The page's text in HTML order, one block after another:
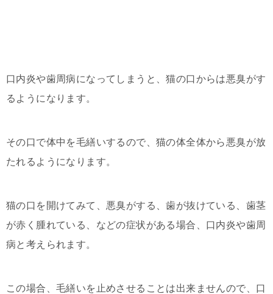
口内炎や歯周病になってしまうと、猫の口からは悪臭がす
るようになります。
その口で体中を毛繕いするので、猫の体全体から悪臭が放
たれるようになります。
猫の口を開けてみて、悪臭がする、歯が抜けている、歯茎
が赤く腫れている、などの症状がある場合、口内炎や歯周
病と考えられます。
この場合、毛繕いを止めさせることは出来ませんので、口